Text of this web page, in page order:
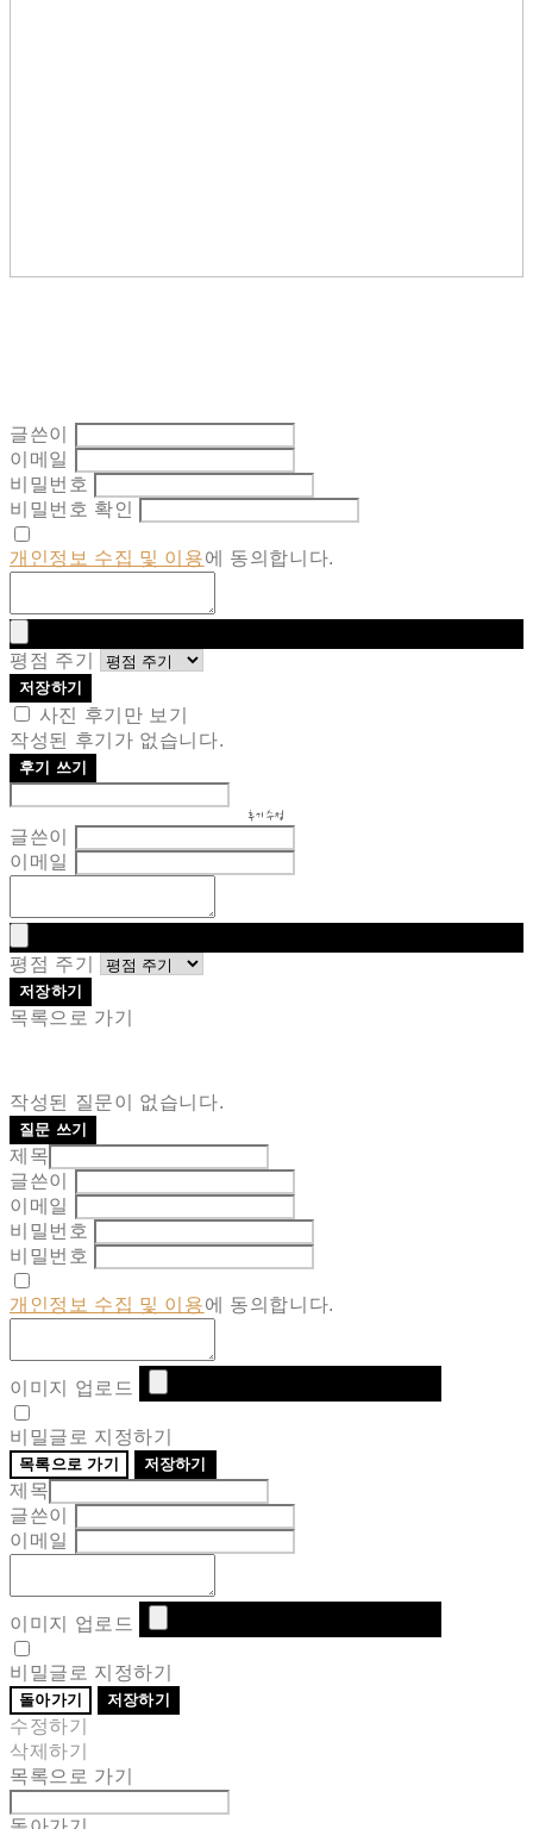
글쓴이
이메일
비밀번호
비밀번호 확인
개인정보 수집 및 이용에 동의합니다.
평점 주기
저장하기
사진 후기만 보기
작성된 후기가 없습니다.
후기 쓰기
후기 수정
글쓴이
이메일
평점 주기
저장하기
목록으로 가기
작성된 질문이 없습니다.
질문 쓰기
제목
글쓴이
이메일
비밀번호
비밀번호
개인정보 수집 및 이용에 동의합니다.
이미지 업로드
비밀글로 지정하기
목록으로 가기 저장하기
제목
글쓴이
이메일
이미지 업로드
비밀글로 지정하기
돌아가기 저장하기
수정하기
삭제하기
목록으로 가기